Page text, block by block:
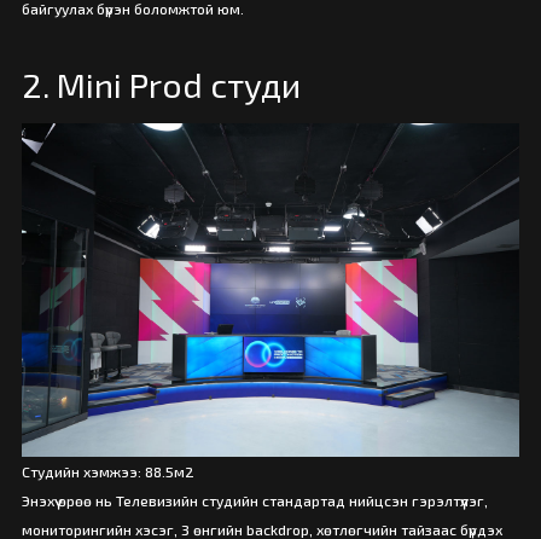
байгуулах бүрэн боломжтой юм.
2. Mini Prod студи
Студийн хэмжээ: 88.5м2
Энэхүү өрөө нь Телевизийн студийн стандартад нийцсэн гэрэлтүүлэг,
мониторингийн хэсэг, 3 өнгийн backdrop, хөтлөгчийн тайзаас бүрдэх